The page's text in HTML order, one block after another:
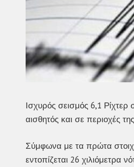
Ισχυρός σεισμός 6,1 Ρίχτερ
αισθητός και σε περιοχές
Σύμφωνα με τα πρώτα
εντοπίζεται 26 χιλιόμετρα